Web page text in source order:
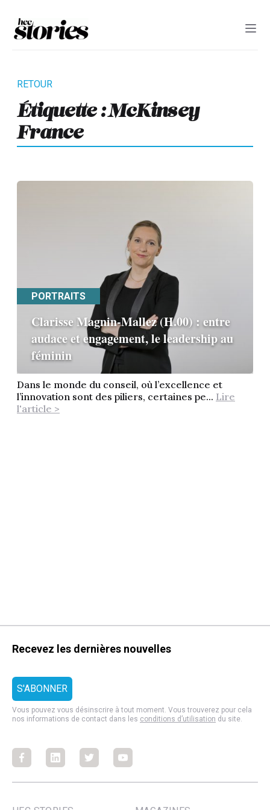
Étiquette : McKinsey
France
PORTRAITS
Clarisse Magnin-Mallez (H.00) : entre
audace et engagement, le leadership au
féminin
Dans le monde du conseil, où l’excellence et
l’innovation sont des piliers, certaines pe... Lire
l'article >
Recevez les dernières nouvelles
Vous pouvez vous désinscrire à tout moment. Vous trouverez pour cela
nos informations de contact dans les conditions d’utilisation du site.
FacebookFacebookFacebookFacebook